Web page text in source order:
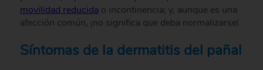
movilidad reducida o incontinencia; y, aunque es una
afección común, ¡no significa que deba normalizarse!
Síntomas de la dermatitis del pañal